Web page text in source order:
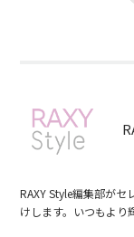
RAXY Style編集部が
けします。いつもよ